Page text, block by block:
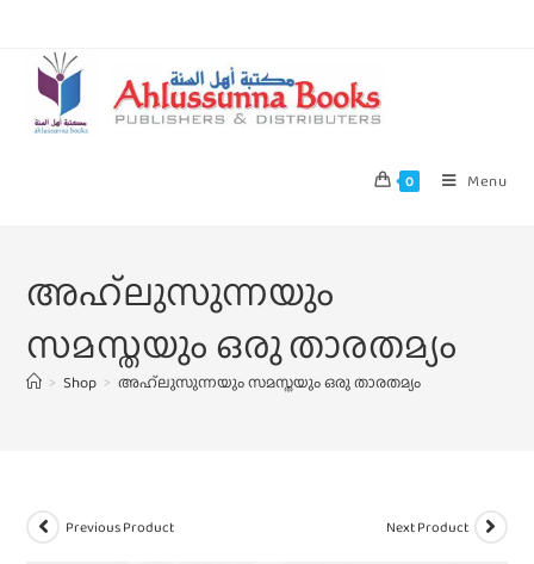
0 Menu
അഹ്‌ലുസുന്നയും
സമസ്തയും ഒരു താരതമ്യം
> Shop > അഹ്‌ലുസുന്നയും സമസ്തയും ഒരു താരതമ്യം
Previous Product Next Product